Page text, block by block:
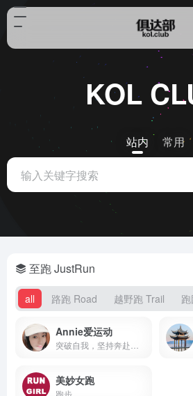
KOL
站内 常用
至跑 JustRun
all 路跑 Road 越野跑 Trail
Annie爱运动
美妙女跑
跑步